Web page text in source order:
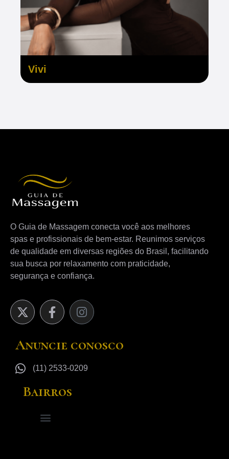
Vivi
O Guia de Massagem conecta você aos melhores
spas e profissionais de bem-estar. Reunimos serviços
de qualidade em diversas regiões do Brasil, facilitando
sua busca por relaxamento com praticidade,
segurança e confiança.
Anuncie conosco
(11) 2533-0209
Bairros